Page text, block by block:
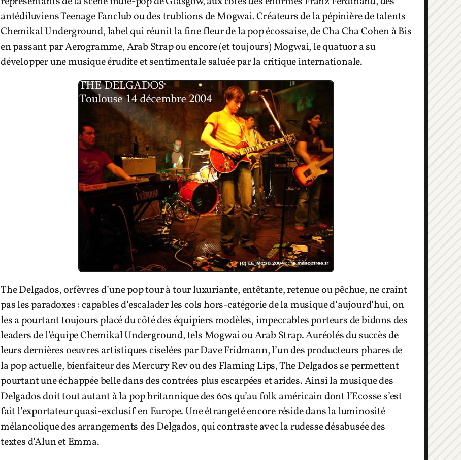
antédiluviens Teenage Fanclub ou des trublions de Mogwai. Créateurs de la pépinière de talents
Chemikal Underground, label qui réunit la fine fleur de la pop écossaise, de Cha Cha Cohen à Bis
en passant par Aerogramme, Arab Strap ou encore (et toujours) Mogwai, le quatuor a su
développer une musique érudite et sentimentale saluée par la critique internationale.
The Delgados, orfèvres d’une pop tour à tour luxuriante, entêtante, retenue ou pêchue, ne craint
pas les paradoxes : capables d’escalader les cols hors-catégorie de la musique d’aujourd’hui, on
les a pourtant toujours placé du côté des équipiers modèles, impeccables porteurs de bidons des
leaders de l’équipe Chemikal Underground, tels Mogwai ou Arab Strap. Auréolés du succès de
leurs dernières oeuvres artistiques ciselées par Dave Fridmann, l’un des producteurs phares de
la pop actuelle, bienfaiteur des Mercury Rev ou des Flaming Lips, The Delgados se permettent
pourtant une échappée belle dans des contrées plus escarpées et arides. Ainsi la musique des
Delgados doit tout autant à la pop britannique des 60s qu’au folk américain dont l’Ecosse s’est
fait l’exportateur quasi-exclusif en Europe. Une étrangeté encore réside dans la luminosité
mélancolique des arrangements des Delgados, qui contraste avec la rudesse désabusée des
textes d’Alun et Emma.